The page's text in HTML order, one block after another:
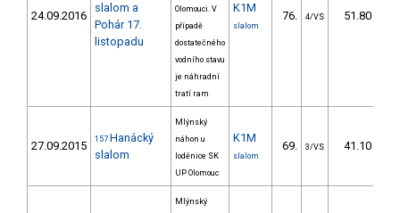
24.09.2016
slalom a
Pohár 17.
listopadu
Olomouci. V
případě
dostatečného
vodního stavu
je náhradní
tratí ram
K1M
slalom
76. 4/VS 51.80
27.09.2015 157 Hanácký
slalom
Mlýnský
náhon u
loděnice SK
UP Olomouc
K1M
slalom
69. 3/VS 41.10
Mlýnský